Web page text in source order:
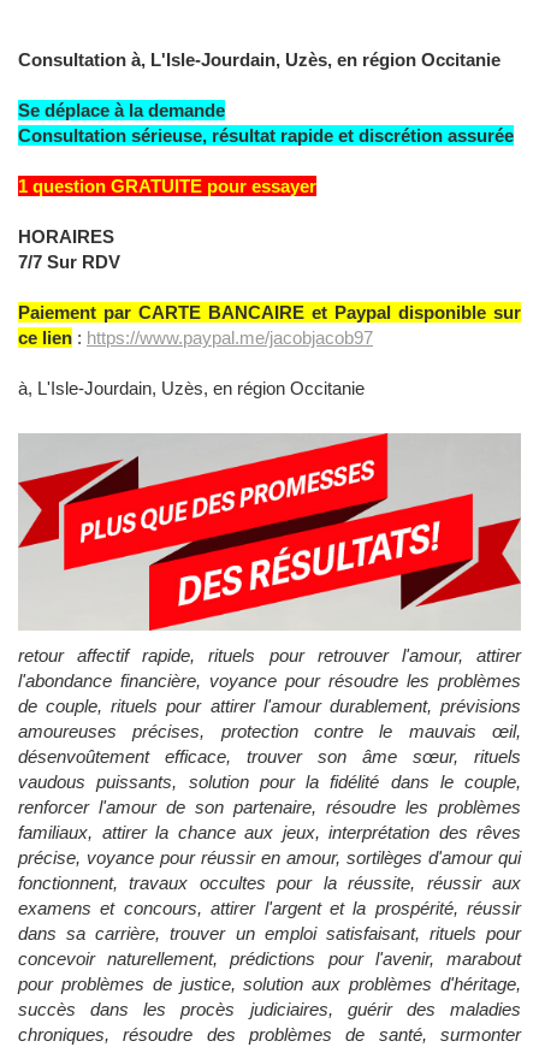
Consultation à, L'Isle-Jourdain, Uzès, en région Occitanie
Se déplace à la demande
Consultation sérieuse, résultat rapide et discrétion assurée
1 question GRATUITE pour essayer
HORAIRES
7/7 Sur RDV
Paiement par CARTE BANCAIRE et Paypal disponible sur
ce lien : https://www.paypal.me/jacobjacob97
à, L'Isle-Jourdain, Uzès, en région Occitanie
retour affectif rapide, rituels pour retrouver l'amour, attirer
l'abondance financière, voyance pour résoudre les problèmes
de couple, rituels pour attirer l'amour durablement, prévisions
amoureuses précises, protection contre le mauvais œil,
désenvoûtement efficace, trouver son âme sœur, rituels
vaudous puissants, solution pour la fidélité dans le couple,
renforcer l'amour de son partenaire, résoudre les problèmes
familiaux, attirer la chance aux jeux, interprétation des rêves
précise, voyance pour réussir en amour, sortilèges d'amour qui
fonctionnent, travaux occultes pour la réussite, réussir aux
examens et concours, attirer l'argent et la prospérité, réussir
dans sa carrière, trouver un emploi satisfaisant, rituels pour
concevoir naturellement, prédictions pour l'avenir, marabout
pour problèmes de justice, solution aux problèmes d'héritage,
succès dans les procès judiciaires, guérir des maladies
chroniques, résoudre des problèmes de santé, surmonter